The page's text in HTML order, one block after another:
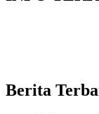
Berita